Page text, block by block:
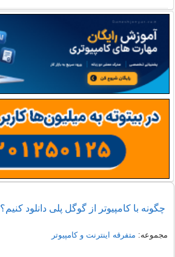
چگونه با کامپیوتر از گوگل پلی دانلود کنیم؟
مجموعه: متفرقه اينترنت و كامپيوتر